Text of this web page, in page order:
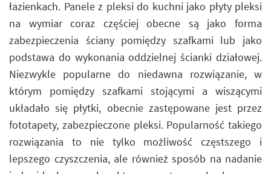
łazienkach. Panele z pleksi do kuchni jako płyty pleksi
na wymiar coraz częściej obecne są jako forma
zabezpieczenia ściany pomiędzy szafkami lub jako
podstawa do wykonania oddzielnej ścianki działowej.
Niezwykle popularne do niedawna rozwiązanie, w
którym pomiędzy szafkami stojącymi a wiszącymi
układało się płytki, obecnie zastępowane jest przez
fototapety, zabezpieczone pleksi. Popularność takiego
rozwiązania to nie tylko możliwość częstszego i
lepszego czyszczenia, ale również sposób na nadanie